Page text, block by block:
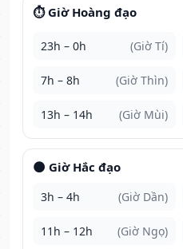
⏱️ Giờ Hoàng đạo
23h – 0h (Giờ Tí)
7h – 8h (Giờ Thìn)
13h – 14h (Giờ Mùi)
🌑 Giờ Hắc đạo
3h – 4h (Giờ Dần)
11h – 12h (Giờ Ngọ)